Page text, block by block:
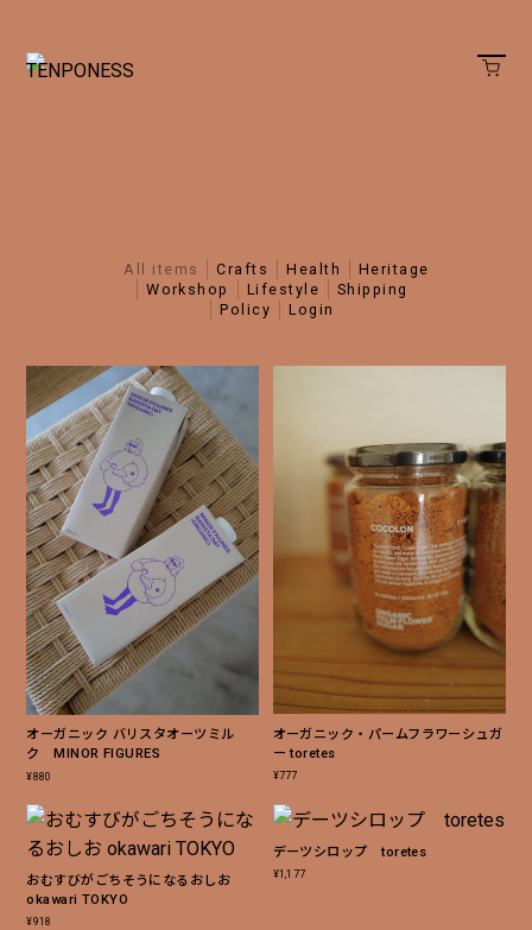
all items crafts health
heritage
workshop
lifestyle
shipping
policy
login
オーガニック バリスタオーツミル
ク MINOR FIGURES
¥880
オーガニック・パームフラワーシュガ
ー toretes
¥777
おむすびがごちそうになるおしお
okawari TOKYO
¥918
デーツシロップ toretes
¥1,177